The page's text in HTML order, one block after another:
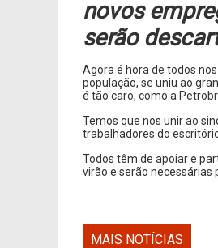
novos
serão
Agora é hora de todos
população, se uniu ao
é tão caro, como a
Temos que nos unir ao
trabalhadores do
Todos têm de apoiar e
virão e serão necessárias
MAIS NOTÍCIAS